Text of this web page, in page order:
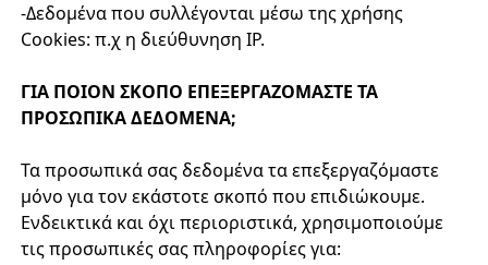
-Δεδομένα που συλλέγονται μέσω της χρήσης
Cookies: π.χ η διεύθυνηση IP.
ΓΙΑ ΠΟΙΟΝ ΣΚΟΠΟ ΕΠΕΞΕΡΓΑΖΟΜΑΣΤΕ ΤΑ
ΠΡΟΣΩΠΙΚΑ ΔΕΔΟΜΕΝΑ;
Τα προσωπικά σας δεδομένα τα επεξεργαζόμαστε
μόνο για τον εκάστοτε σκοπό που επιδιώκουμε.
Ενδεικτικά και όχι περιοριστικά, χρησιμοποιούμε
τις προσωπικές σας πληροφορίες για: